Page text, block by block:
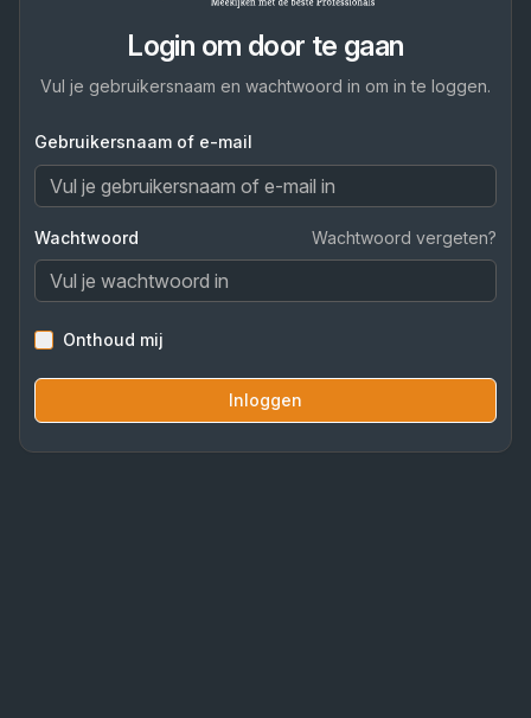
Login om door te gaan
Vul je gebruikersnaam en wachtwoord in om in te loggen.
Gebruikersnaam of e-mail
Wachtwoord Wachtwoord vergeten?
Onthoud mij
Inloggen